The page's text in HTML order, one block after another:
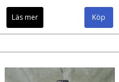
Läs mer Köp